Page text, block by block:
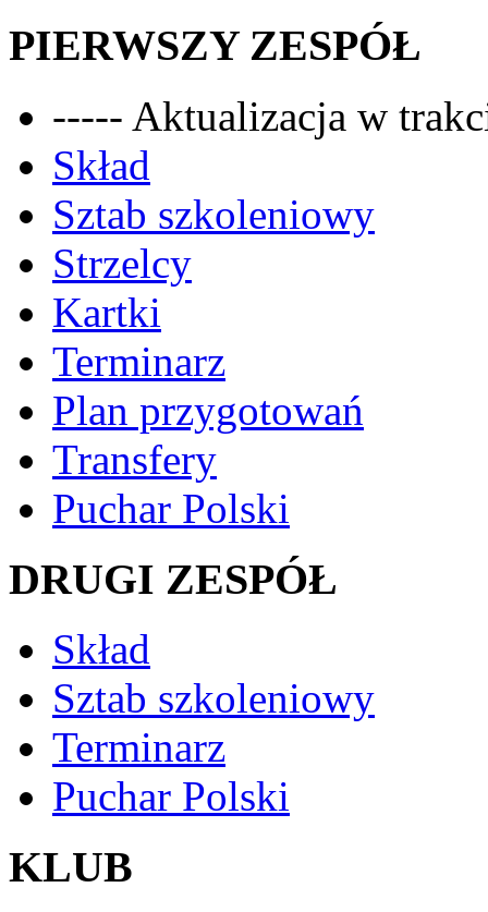
PIERWSZY ZESPÓŁ
----- Aktualizacja w
Skład
Sztab szkoleniowy
Strzelcy
Kartki
Terminarz
Plan przygotowań
Transfery
Puchar Polski
DRUGI ZESPÓŁ
Skład
Sztab szkoleniowy
Terminarz
Puchar Polski
KLUB